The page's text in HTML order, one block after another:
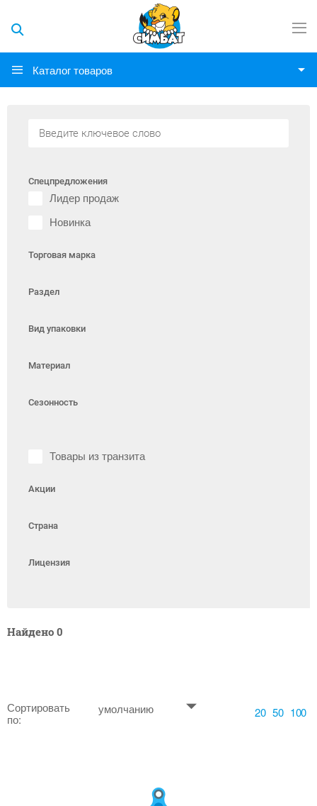
Каталог товаров
Спецпредложения
Лидер продаж
Новинка
Торговая марка
Раздел
Вид упаковки
Материал
Сезонность
Товары из транзита
Акции
Страна
Лицензия
Найдено 0
Сортировать
по:
умолчанию 20 50 100